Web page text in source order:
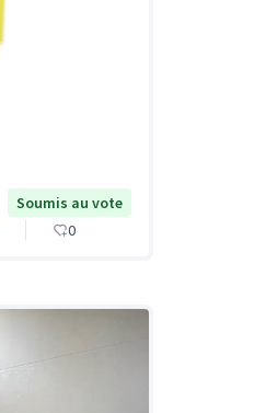
Soumis au vote
0